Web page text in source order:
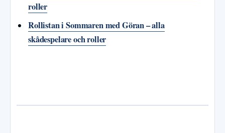
roller
Rollistan i Sommaren med Göran – alla
skådespelare och roller